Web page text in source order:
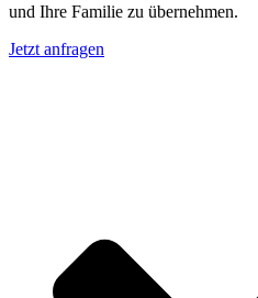
und Ihre Familie zu übernehmen.
Jetzt anfragen